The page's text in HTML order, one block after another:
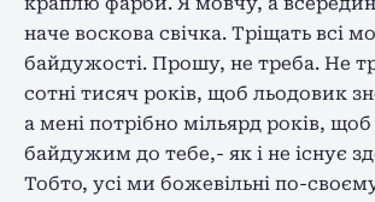
наче воскова свічка. Тріщать всі
байдужості. Прошу, не треба. Не
сотні тисяч років, щоб льодовик
а мені потрібно мільярд років,
байдужим до тебе,- як і не існує
Тобто, усі ми божевільні по-